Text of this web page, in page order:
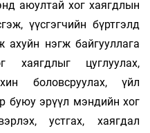
аюултай хог хаягдлын
үүсгэгчийн бүртгэлд
нэгж байгууллага
хаягдлыг цуглуулах,
боловсруулах, үйл
буюу эрүүл мэндийн хог
устгах, хаягдал